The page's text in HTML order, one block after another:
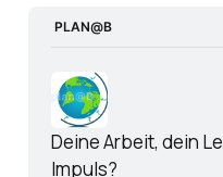
PLAN@B
Deine Arbeit, dein
Impuls?